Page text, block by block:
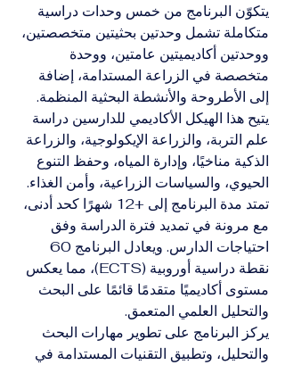
يتكوّن البرنامج من خمس وحدات دراسية
متكاملة تشمل وحدتين بحثيتين متخصصتين،
ووحدتين أكاديميتين عامتين، ووحدة
متخصصة في الزراعة المستدامة، إضافة
إلى الأطروحة والأنشطة البحثية المنظمة.
يتيح هذا الهيكل الأكاديمي للدارسين دراسة
علم التربة، والزراعة الإيكولوجية، والزراعة
الذكية مناخيًا، وإدارة المياه، وحفظ التنوع
الحيوي، والسياسات الزراعية، وأمن الغذاء.
تمتد مدة البرنامج إلى +12 شهرًا كحد أدنى،
مع مرونة في تمديد فترة الدراسة وفق
نقطة دراسية أوروبية (ECTS)، مما يعكس
مستوى أكاديميًا متقدمًا قائمًا على البحث
والتحليل العلمي المتعمق.
يركز البرنامج على تطوير مهارات البحث
والتحليل، وتطبيق التقنيات المستدامة في